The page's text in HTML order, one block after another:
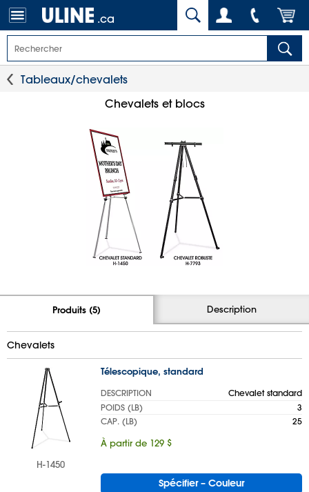
.ca
Tableaux/chevalets
Chevalets et blocs
Produits (5) Description
Chevalets
H-1450
Télescopique, standard
DESCRIPTION
Chevalet standard
POIDS (LB)
3
CAP. (LB)
25
À partir de 129 $
Spécifier – Couleur